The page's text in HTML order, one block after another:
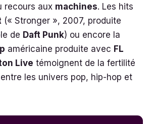
recours aux machines. Les hits
(« Stronger », 2007, produite
de Daft Punk) ou encore la
américaine produite avec FL
Live témoignent de la fertilité
les univers pop, hip-hop et